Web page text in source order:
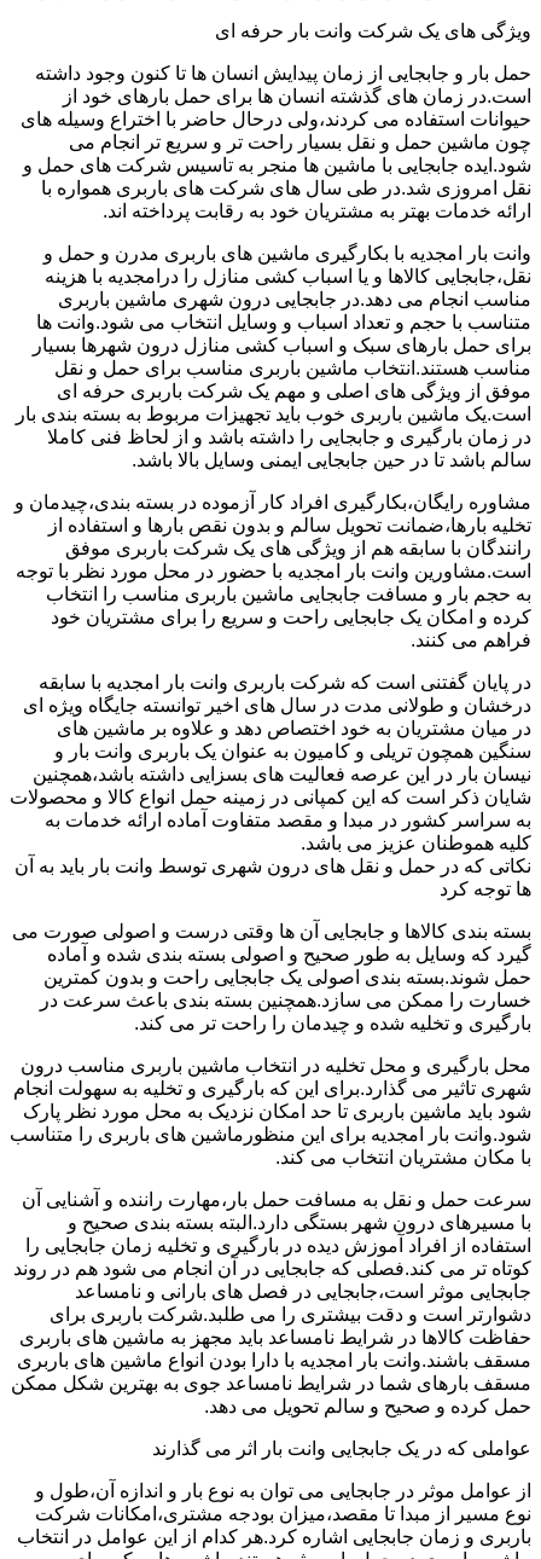
ویژگی های یک شرکت وانت بار حرفه ای
حمل بار و جابجایی از زمان پیدایش انسان ها تا کنون وجود داشته
است.در زمان های گذشته انسان ها برای حمل بارهای خود از
حیوانات استفاده می کردند،ولی درحال حاضر با اختراع وسیله های
چون ماشین حمل و نقل بسیار راحت تر و سریع تر انجام می
شود.ایده جابجایی با ماشین ها منجر به تاسیس شرکت های حمل و
نقل امروزی شد.در طی سال های شرکت های باربری همواره با
ارائه خدمات بهتر به مشتریان خود به رقابت پرداخته اند.
وانت بار امجدیه با بکارگیری ماشین های باربری مدرن و حمل و
نقل،جابجایی کالاها و یا اسباب کشی منازل را درامجدیه با هزینه
مناسب انجام می دهد.در جابجایی درون شهری ماشین باربری
متناسب با حجم و تعداد اسباب و وسایل انتخاب می شود.وانت ها
برای حمل بارهای سبک و اسباب کشی منازل درون شهرها بسیار
مناسب هستند.انتخاب ماشین باربری مناسب برای حمل و نقل
موفق از ویژگی های اصلی و مهم یک شرکت باربری حرفه ای
است.یک ماشین باربری خوب باید تجهیزات مربوط به بسته بندی بار
در زمان بارگیری و جابجایی را داشته باشد و از لحاظ فنی کاملا
سالم باشد تا در حین جابجایی ایمنی وسایل بالا باشد.
مشاوره رایگان،بکارگیری افراد کار آزموده در بسته بندی،چیدمان و
تخلیه بارها،ضمانت تحویل سالم و بدون نقص بارها و استفاده از
رانندگان با سابقه هم از ویژگی های یک شرکت باربری موفق
است.مشاورین وانت بار امجدیه با حضور در محل مورد نظر با توجه
به حجم بار و مسافت جابجایی ماشین باربری مناسب را انتخاب
کرده و امکان یک جابجایی راحت و سریع را برای مشتریان خود
فراهم می کنند.
در پایان گفتنی است که شرکت باربری وانت بار امجدیه با سابقه
درخشان و طولانی مدت در سال های اخیر توانسته جایگاه ویژه ای
در میان مشتریان به خود اختصاص دهد و علاوه بر ماشین های
سنگین همچون تریلی و کامیون به عنوان یک باربری وانت بار و
نیسان بار در این عرصه فعالیت های بسزایی داشته باشد،همچنین
شایان ذکر است که این کمپانی در زمینه حمل انواع کالا و محصولات
به سراسر کشور در مبدا و مقصد متفاوت آماده ارائه خدمات به
کلیه هموطنان عزیز می باشد.
نکاتی که در حمل و نقل های درون شهری توسط وانت بار باید به آن
ها توجه کرد
بسته بندی کالاها و جابجایی آن ها وقتی درست و اصولی صورت می
گیرد که وسایل به طور صحیح و اصولی بسته بندی شده و آماده
حمل شوند.بسته بندی اصولی یک جابجایی راحت و بدون کمترین
خسارت را ممکن می سازد.همچنین بسته بندی باعث سرعت در
بارگیری و تخلیه شده و چیدمان را راحت تر می کند.
محل بارگیری و محل تخلیه در انتخاب ماشین باربری مناسب درون
شهری تاثیر می گذارد.برای این که بارگیری و تخلیه به سهولت انجام
شود باید ماشین باربری تا حد امکان نزدیک به محل مورد نظر پارک
شود.وانت بار امجدیه برای این منظورماشین های باربری را متناسب
با مکان مشتریان انتخاب می کند.
سرعت حمل و نقل به مسافت حمل بار،مهارت راننده و آشنایی آن
با مسیرهای درون شهر بستگی دارد.البته بسته بندی صحیح و
استفاده از افراد آموزش دیده در بارگیری و تخلیه زمان جابجایی را
کوتاه تر می کند.فصلی که جابجایی در آن انجام می شود هم در روند
جابجایی موثر است،جابجایی در فصل های بارانی و نامساعد
دشوارتر است و دقت بیشتری را می طلبد.شرکت باربری برای
حفاظت کالاها در شرایط نامساعد باید مجهز به ماشین های باربری
مسقف باشند.وانت بار امجدیه با دارا بودن انواع ماشین های باربری
مسقف بارهای شما در شرایط نامساعد جوی به بهترین شکل ممکن
حمل کرده و صحیح و سالم تحویل می دهد.
عواملی که در یک جابجایی وانت بار اثر می گذارند
از عوامل موثر در جابجایی می توان به نوع بار و اندازه آن،طول و
نوع مسیر از مبدا تا مقصد،میزان بودجه مشتری،امکانات شرکت
باربری و زمان جابجایی اشاره کرد.هر کدام از این عوامل در انتخاب